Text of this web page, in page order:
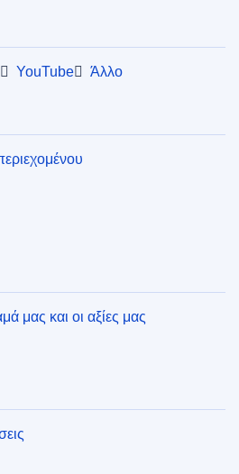
YouTube Άλλο
μας και οι αξίες μας